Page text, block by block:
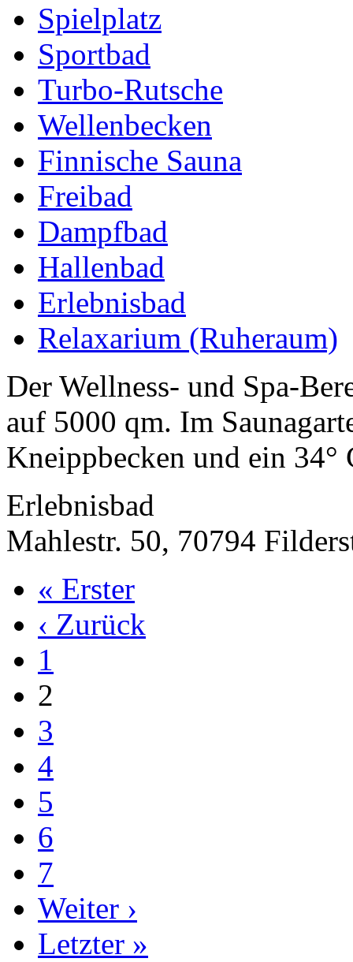
Spielplatz
Sportbad
Turbo-Rutsche
Wellenbecken
Finnische Sauna
Freibad
Dampfbad
Hallenbad
Erlebnisbad
Relaxarium (Ruheraum)
Der Wellness- und Spa-
auf 5000 qm. Im
Kneippbecken und ein 34°
Erlebnisbad
Mahlestr. 50, 70794
« Erster
‹ Zurück
1
2
3
4
5
6
7
Weiter ›
Letzter »